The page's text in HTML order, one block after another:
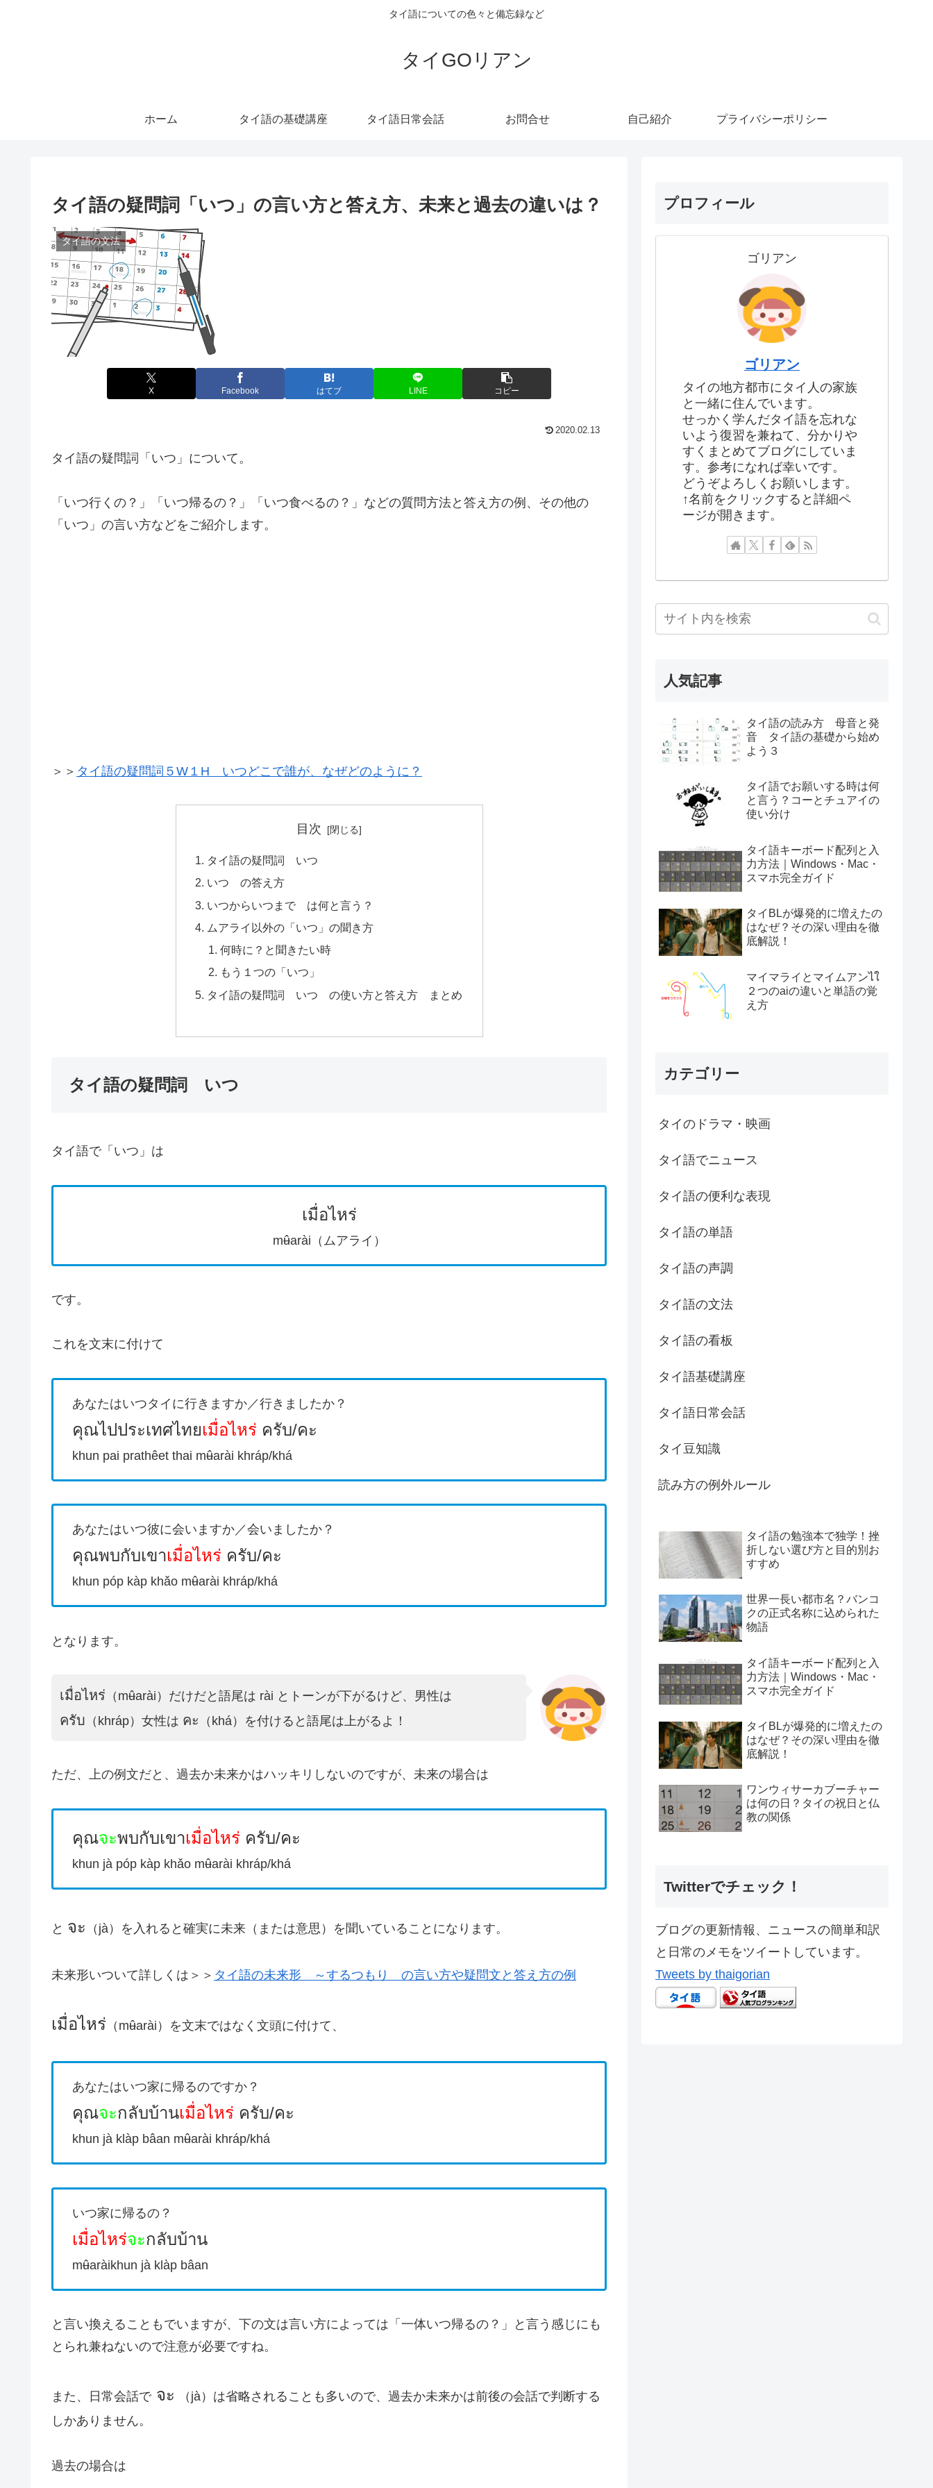
タイ語についての色々と備忘録など
タイGOリアン
ホーム タイ語の基礎講座 タイ語日常会話 お問合せ 自己紹介 プライバシーポリシー
タイ語の疑問詞「いつ」の言い方と答え方、未来と過去の違いは？
タイ語の文法
X Facebook はてブ LINE コピー
2020.02.13
タイ語の疑問詞「いつ」について。
「いつ行くの？」「いつ帰るの？」「いつ食べるの？」などの質問方法と答え方の例、その他の
「いつ」の言い方などをご紹介します。
＞＞ タイ語の疑問詞５W１H いつどこで誰が、なぜどのように？
目次
タイ語の疑問詞 いつ
いつ の答え方
いつからいつまで は何と言う？
ムアライ以外の「いつ」の聞き方
何時に？と聞きたい時
もう１つの「いつ」
タイ語の疑問詞 いつ の使い方と答え方 まとめ
タイ語の疑問詞 いつ
タイ語で「いつ」は
เมื่อไหร่
mʉ̂arài（ムアライ）
です。
これを文末に付けて
あなたはいつタイに行きますか／行きましたか？
คุณไปประเทศไทยเมื่อไหร่ ครับ/คะ
khun pai prathêet thai mʉ̂arài khráp/khá
あなたはいつ彼に会いますか／会いましたか？
คุณพบกับเขาเมื่อไหร่ ครับ/คะ
khun póp kàp khǎo mʉ̂arài khráp/khá
となります。
เมื่อไหร่ （mʉ̂arài）だけだと語尾は rài とトーンが下がるけど、男性は
ครับ （khráp）女性は คะ （khá）を付けると語尾は上がるよ！
ただ、上の例文だと、過去か未来かはハッキリしないのですが、未来の場合は
คุณจะพบกับเขาเมื่อไหร่ ครับ/คะ
khun jà póp kàp khǎo mʉ̂arài khráp/khá
と จะ （jà）を入れると確実に未来（または意思）を聞いていることになります。
未来形いついて詳しくは＞＞ タイ語の未来形 ～するつもり の言い方や疑問文と答え方の例
เมื่อไหร่ （mʉ̂arài）を文末ではなく文頭に付けて、
あなたはいつ家に帰るのですか？
คุณจะกลับบ้านเมื่อไหร่ ครับ/คะ
khun jà klàp bâan mʉ̂arài khráp/khá
いつ家に帰るの？
เมื่อไหร่จะกลับบ้าน
mʉ̂aràikhun jà klàp bâan
と言い換えることもでいますが、下の文は言い方によっては「一体いつ帰るの？」と言う感じにも
とられ兼ねないので注意が必要ですね。
また、日常会話でจะ （jà）は省略されることも多いので、過去か未来かは前後の会話で判断する
しかありません。
過去の場合は
プロフィール
ゴリアン
ゴリアン
タイの地方都市にタイ人の家族
と一緒に住んでいます。
せっかく学んだタイ語を忘れな
いよう復習を兼ねて、分かりや
すくまとめてブログにしていま
す。参考になれば幸いです。
どうぞよろしくお願いします。
↑名前をクリックすると詳細ペ
ージが開きます。
人気記事
タイ語の読み方 母音と発
音 タイ語の基礎から始め
よう３
タイ語でお願いする時は何
と言う？コーとチュアイの
使い分け
タイ語キーボード配列と入
力方法｜Windows・Mac・
スマホ完全ガイド
タイBLが爆発的に増えたの
はなぜ？その深い理由を徹
底解説！
マイマライとマイムアンไใ
２つのaiの違いと単語の覚
え方
カテゴリー
タイのドラマ・映画
タイ語でニュース
タイ語の便利な表現
タイ語の単語
タイ語の声調
タイ語の文法
タイ語の看板
タイ語基礎講座
タイ語日常会話
タイ豆知識
読み方の例外ルール
タイ語の勉強本で独学！挫
折しない選び方と目的別お
すすめ
世界一長い都市名？バンコ
クの正式名称に込められた
物語
タイ語キーボード配列と入
力方法｜Windows・Mac・
スマホ完全ガイド
タイBLが爆発的に増えたの
はなぜ？その深い理由を徹
底解説！
ワンウィサーカブーチャー
は何の日？タイの祝日と仏
教の関係
Twitterでチェック！
ブログの更新情報、ニュースの簡単和訳
と日常のメモをツイートしています。
Tweets by thaigorian